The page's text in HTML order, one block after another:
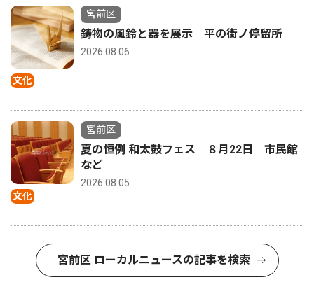
文化
宮前区
鋳物の風鈴と器を展示 平の街ノ停留所
2026.08.06
文化
宮前区
夏の恒例 和太鼓フェス ８月22日 市民館
など
2026.08.05
宮前区 ローカルニュースの記事を検索